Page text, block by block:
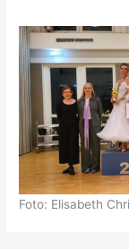
Foto: Elisabeth